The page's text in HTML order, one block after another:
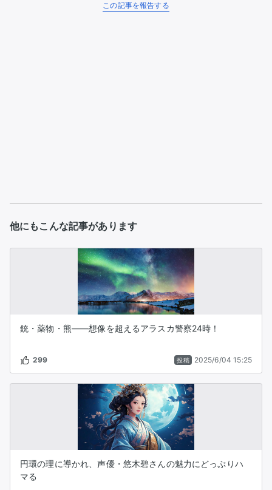
この記事を報告する
他にもこんな記事があります
銃・薬物・熊――想像を超えるアラスカ警察24時！
299 投稿 2025/6/04 15:25
円環の理に導かれ、声優・悠木碧さんの魅力にどっぷりハ
マる